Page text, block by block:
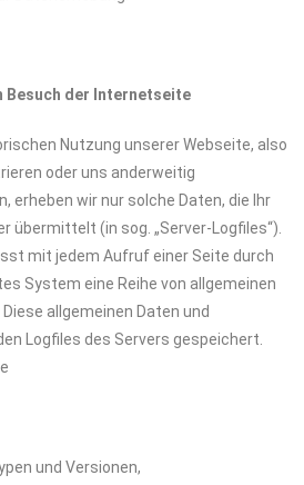
Besuch der Internetseite
Nutzung unserer Webseite, also
oder uns anderweitig
erheben wir nur solche Daten, die Ihr
übermittelt (in sog. „Server-Logfiles“).
mit jedem Aufruf einer Seite durch
System eine Reihe von allgemeinen
allgemeinen Daten und
Logfiles des Servers gespeichert.
und Versionen,